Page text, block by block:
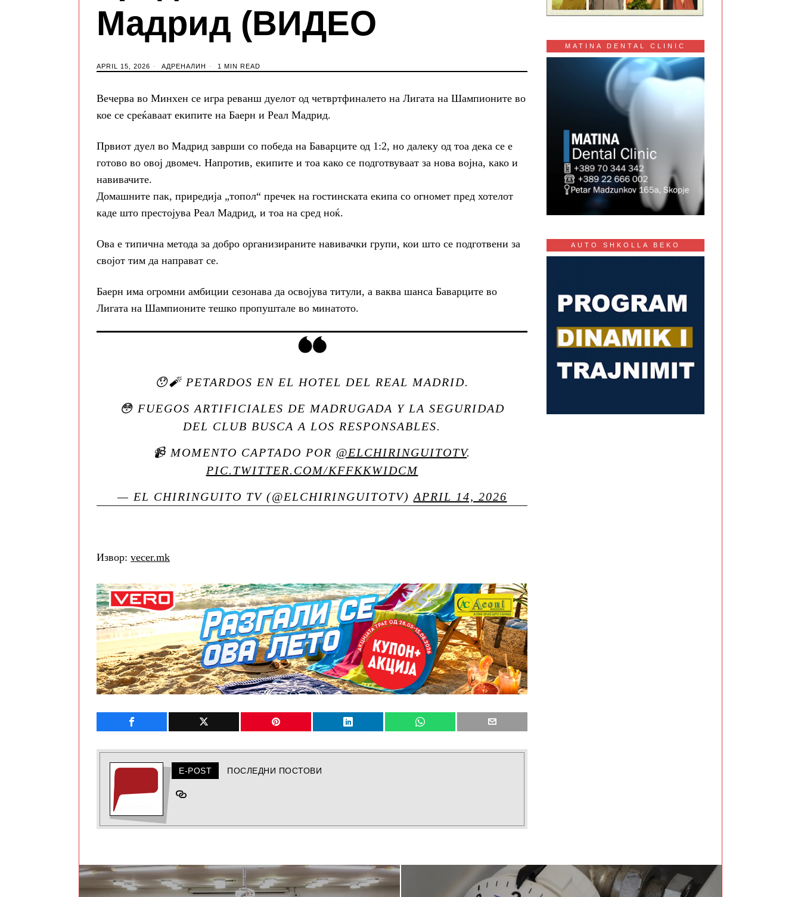
Мадрид (ВИДЕО
APRIL 15, 2026 АДРЕНАЛИН 1 MIN READ
Вечерва во Минхен се игра реванш дуелот од четвртфиналето на Лигата на Шампионите во
кое се среќаваат екипите на Баерн и Реал Мадрид.
Првиот дуел во Мадрид заврши со победа на Баварците од 1:2, но далеку од тоа дека се е
готово во овој двомеч. Напротив, екипите и тоа како се подготвуваат за нова војна, како и
навивачите.
Домашните пак, приредија „топол“ пречек на гостинската екипа со огномет пред хотелот
каде што престојува Реал Мадрид, и тоа на сред ноќ.
Ова е типична метода за добро организираните навивачки групи, кои што се подготвени за
својот тим да направат се.
Баерн има огромни амбиции сезонава да освојува титули, а ваква шанса Баварците во
Лигата на Шампионите тешко пропуштале во минатото.
😯🧨 PETARDOS EN EL HOTEL DEL REAL MADRID.
😳 FUEGOS ARTIFICIALES DE MADRUGADA Y LA SEGURIDAD
DEL CLUB BUSCA A LOS RESPONSABLES.
📹 MOMENTO CAPTADO POR @ELCHIRINGUITOTV.
PIC.TWITTER.COM/KFFKKWIDCM
— EL CHIRINGUITO TV (@ELCHIRINGUITOTV) APRIL 14, 2026
Извор: vecer.mk
E-POST ПОСЛЕДНИ ПОСТОВИ
MATINA DENTAL CLINIC
AUTO SHKOLLA BEKO